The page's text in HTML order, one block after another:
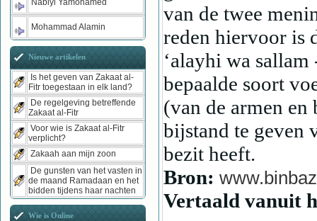
van de twee
reden hiervoor is
‘alayhi wa
bepaalde soort
(van de armen
bijstand te geven
bezit heeft.
Bron:
Vertaald vanuit
Nabiyi Yamohamed
Mohammad Alamin
Nieuwe artikelen
Is het geven van Zakaat al-
Fitr toegestaan in elk land?
De regelgeving betreffende
Zakaat al-Fitr
Voor wie is Zakaat al-Fitr
verplicht?
Zakaah aan mijn zoon
De gunsten van het vasten in
de maand Ramadaan en het
bidden tijdens haar nachten
Wie is Online